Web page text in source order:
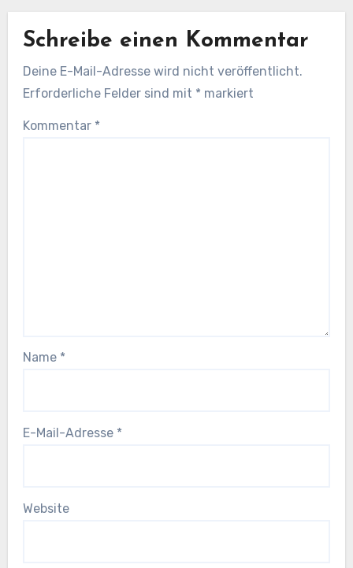
Schreibe einen Kommentar
Deine E-Mail-Adresse wird nicht veröffentlicht.
Erforderliche Felder sind mit * markiert
Kommentar *
Name *
E-Mail-Adresse *
Website